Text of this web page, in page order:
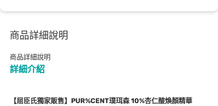
商品詳細說明
商品詳細說明
詳細介紹
【屈臣氏獨家販售】PUR%CENT璞珥森 10%杏仁酸煥顏精華